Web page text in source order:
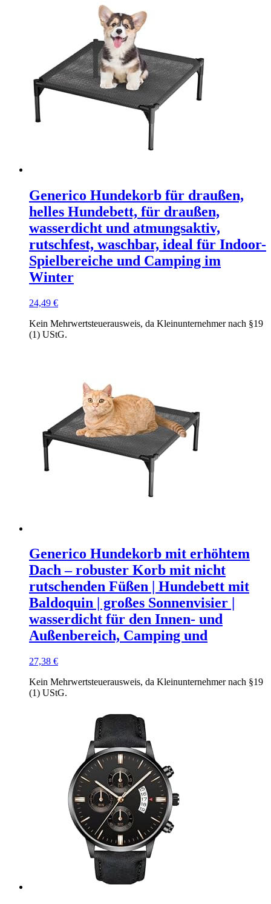
Generico Hundekorb für draußen,
helles Hundebett, für draußen,
wasserdicht und atmungsaktiv,
rutschfest, waschbar, ideal für Indoor-
Spielbereiche und Camping im
Winter
24,49 €
Kein Mehrwertsteuerausweis, da Kleinunternehmer nach §19
(1) UStG.
Generico Hundekorb mit erhöhtem
Dach – robuster Korb mit nicht
rutschenden Füßen | Hundebett mit
Baldoquin | großes Sonnenvisier |
wasserdicht für den Innen- und
Außenbereich, Camping und
27,38 €
Kein Mehrwertsteuerausweis, da Kleinunternehmer nach §19
(1) UStG.